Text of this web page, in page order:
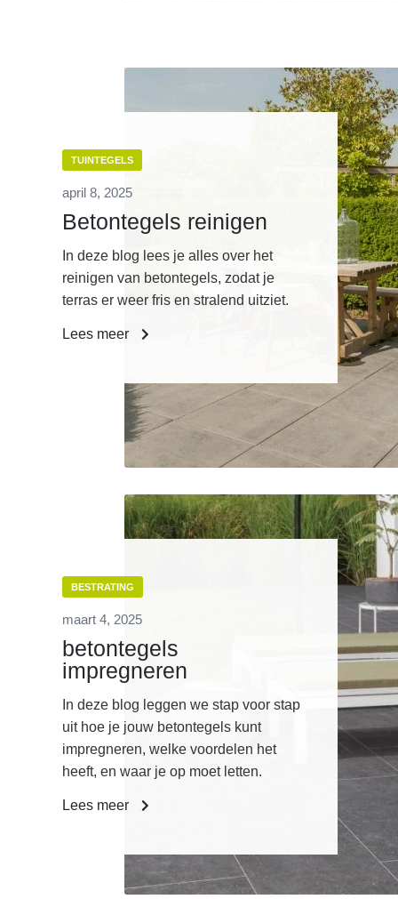
TUINTEGELS
april 8, 2025
Betontegels reinigen
In deze blog lees je alles over het
reinigen van betontegels, zodat je
terras er weer fris en stralend uitziet.
Lees meer
BESTRATING
maart 4, 2025
betontegels
impregneren
In deze blog leggen we stap voor stap
uit hoe je jouw betontegels kunt
impregneren, welke voordelen het
heeft, en waar je op moet letten.
Lees meer